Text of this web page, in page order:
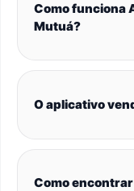
Como funciona
Mutuá?
O aplicativo
Como